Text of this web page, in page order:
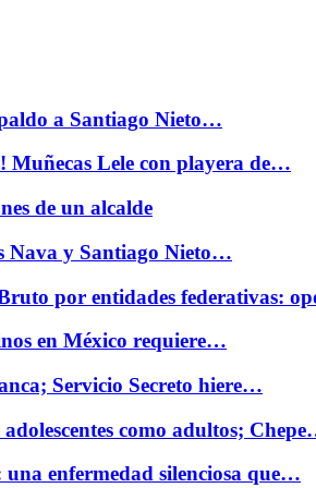
a Santiago Nieto…
Muñecas Lele con playera de…
de un alcalde
Nava y Santiago Nieto…
por entidades federativas:
en México requiere…
Servicio Secreto hiere…
como adultos;
enfermedad silenciosa que…